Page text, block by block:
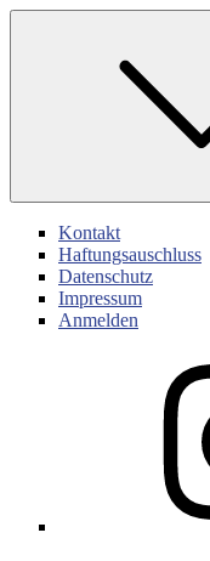
Skip
Kontakt
Haftungsauschluss
Datenschutz
Impressum
Anmelden